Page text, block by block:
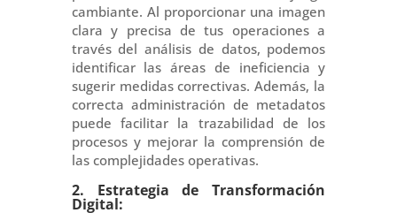
cambiante. Al proporcionar una imagen
clara y precisa de tus operaciones a
través del análisis de datos, podemos
identificar las áreas de ineficiencia y
sugerir medidas correctivas. Además, la
correcta administración de metadatos
puede facilitar la trazabilidad de los
procesos y mejorar la comprensión de
las complejidades operativas.
2. Estrategia de Transformación
Digital: